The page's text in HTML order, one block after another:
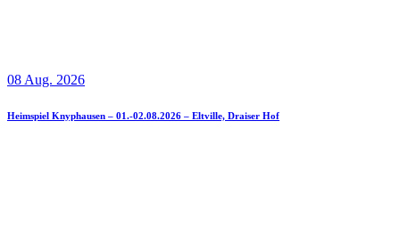
08 Aug. 2026
Heimspiel Knyphausen – 01.-02.08.2026 – Eltville, Draiser Hof